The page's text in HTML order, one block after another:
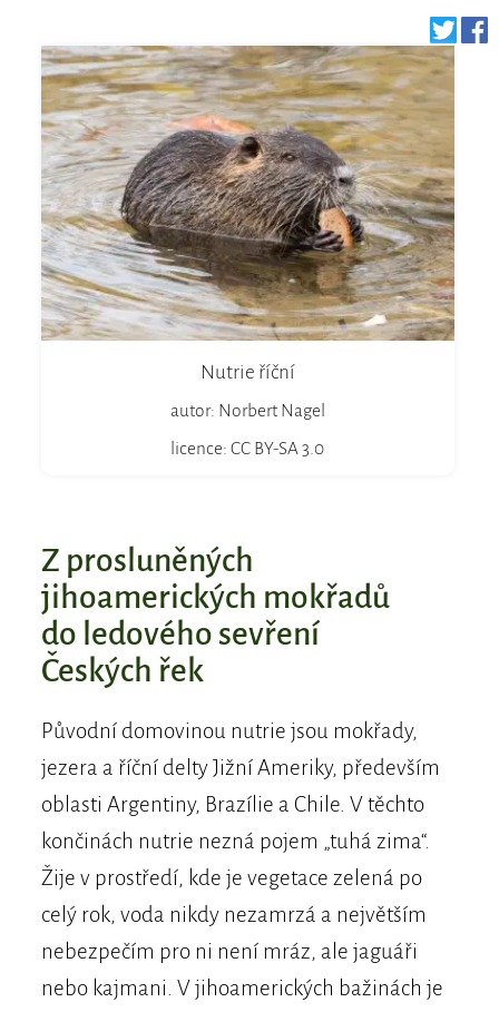
Nutrie říční
autor: Norbert Nagel
licence: CC BY-SA 3.0
Z prosluněných
jihoamerických mokřadů
do ledového sevření
Českých řek
Původní domovinou nutrie jsou mokřady,
jezera a říční delty Jižní Ameriky, především
oblasti Argentiny, Brazílie a Chile. V těchto
končinách nutrie nezná pojem „tuhá zima“.
Žije v prostředí, kde je vegetace zelená po
celý rok, voda nikdy nezamrzá a největším
nebezpečím pro ni není mráz, ale jaguáři
nebo kajmani. V jihoamerických bažinách je